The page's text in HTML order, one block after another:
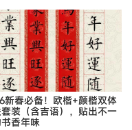
新春必备！欧楷+颜楷双体
装（含吉语），贴出不一
香年味